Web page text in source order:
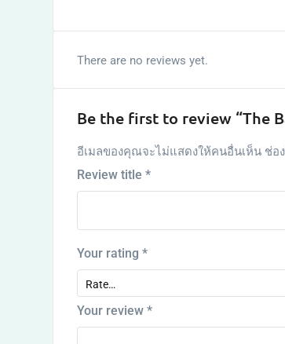
There are no reviews yet.
Be the first to review “The
อีเมลของคุณจะไม่แสดงให้คนอื่นเห็น ช่อ
Review title *
Your rating *
Your review *